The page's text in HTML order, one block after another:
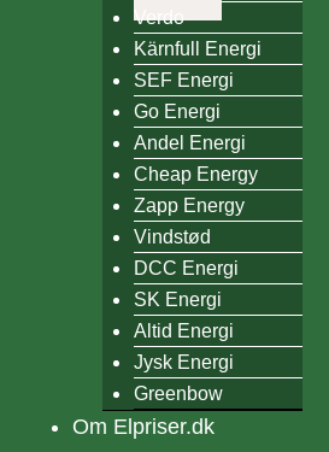
Verdo
Kärnfull Energi
SEF Energi
Go Energi
Andel Energi
Cheap Energy
Zapp Energy
Vindstød
DCC Energi
SK Energi
Altid Energi
Jysk Energi
Greenbow
Om Elpriser.dk